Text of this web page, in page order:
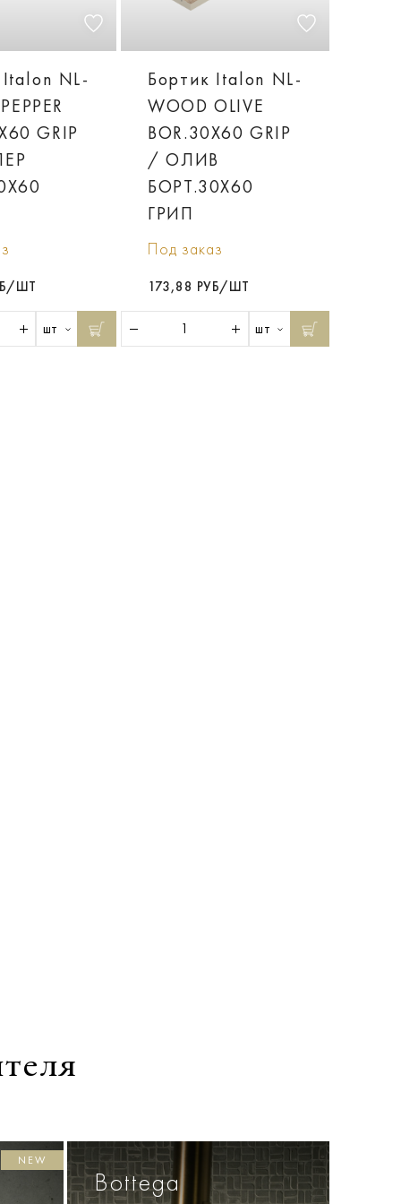
NL-
GRIP
ШТ
шт
Бортик Italon NL-
WOOD OLIVE
BOR.30X60 GRIP
/ ОЛИВ
БОРT.30X60
ГРИП
Под заказ
173,88 РУБ/ШТ
шт
NEW
Bottega